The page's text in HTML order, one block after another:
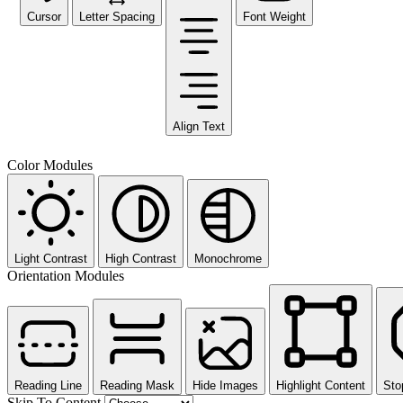
Cursor Letter Spacing
Align Text
Font Weight
Color Modules
Light Contrast High Contrast Monochrome
Orientation Modules
Reading Line Reading Mask Hide Images Highlight Content